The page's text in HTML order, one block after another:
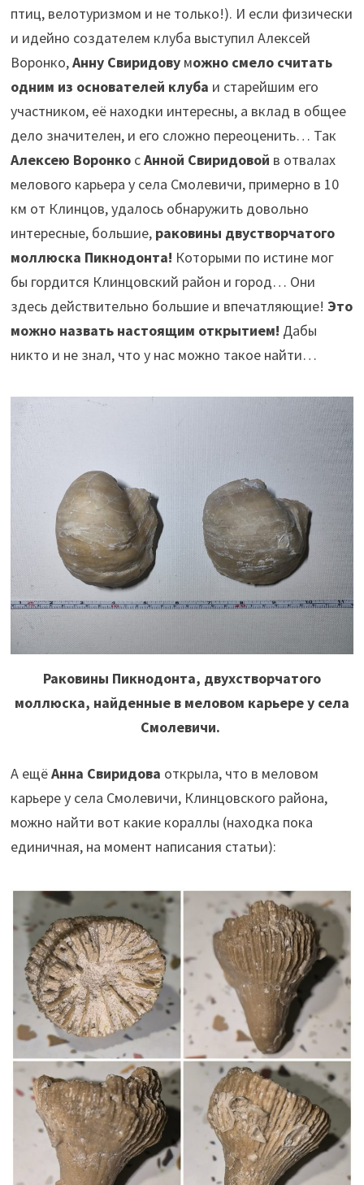
птиц, велотуризмом и не только!). И если физически
и идейно создателем клуба выступил Алексей
Воронко,Анну Свиридовуможно смело считать
одним из основателей клуба и старейшим его
участником, её находки интересны, а вклад в общее
дело значителен, и его сложно переоценить… Так
Алексею Воронко сАнной Свиридовой в отвалах
мелового карьера у села Смолевичи, примерно в 10
км от Клинцов, удалось обнаружить довольно
интересные, большие, раковины двустворчатого
моллюска Пикнодонта! Которыми по истине мог
бы гордится Клинцовский район и город… Они
здесь действительно большие и впечатляющие! Это
можно назвать настоящим открытием! Дабы
никто и не знал, что у нас можно такое найти…
Раковины Пикнодонта, двухстворчатого
моллюска, найденные в меловом карьере у села
Смолевичи.
А ещёАнна Свиридова открыла, что в меловом
карьере у села Смолевичи, Клинцовского района,
можно найти вот какие кораллы (находка пока
единичная, на момент написания статьи):